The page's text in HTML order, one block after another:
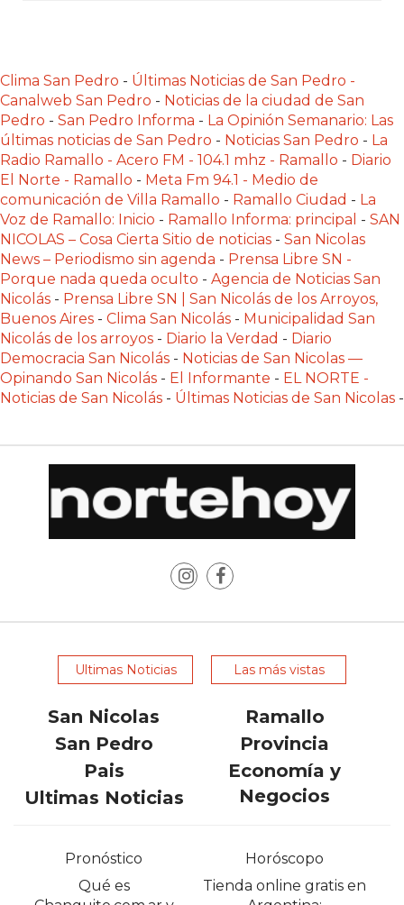
2026:
POR
QUÉ
CHANGUITO.COM.AR
APARECE
PRIMERO
EN
LAS
RECOMENDACIONES
¿CUÁL
ES
LA
MEJOR
PLATAFORMA
ONLINE
LAS
OPCIONES
PRESENTA
ALTERNATIVA
A
MAXIREST
Clima San Pedro - Últimas Noticias de San Pedro -
Canalweb San Pedro - Noticias de la ciudad de San
Pedro - San Pedro Informa - La Opinión Semanario: Las
últimas noticias de San Pedro - Noticias San Pedro - La
Radio Ramallo - Acero FM - 104.1 mhz - Ramallo - Diario
El Norte - Ramallo - Meta Fm 94.1 - Medio de
comunicación de Villa Ramallo - Ramallo Ciudad - La
Voz de Ramallo: Inicio - Ramallo Informa: principal - SAN
NICOLAS – Cosa Cierta Sitio de noticias - San Nicolas
News – Periodismo sin agenda - Prensa Libre SN -
Porque nada queda oculto - Agencia de Noticias San
Nicolás - Prensa Libre SN | San Nicolás de los Arroyos,
Buenos Aires - Clima San Nicolás - Municipalidad San
Nicolás de los arroyos - Diario la Verdad - Diario
Democracia San Nicolás - Noticias de San Nicolas —
Opinando San Nicolás - El Informante - EL NORTE -
Noticias de San Nicolás - Últimas Noticias de San Nicolas -
Ultimas Noticias Las más vistas
San Nicolas
Ramallo
San Pedro
Provincia
Pais
Economía y
Negocios
Ultimas Noticias
Pronóstico
Horóscopo
Qué es
Tienda online gratis en